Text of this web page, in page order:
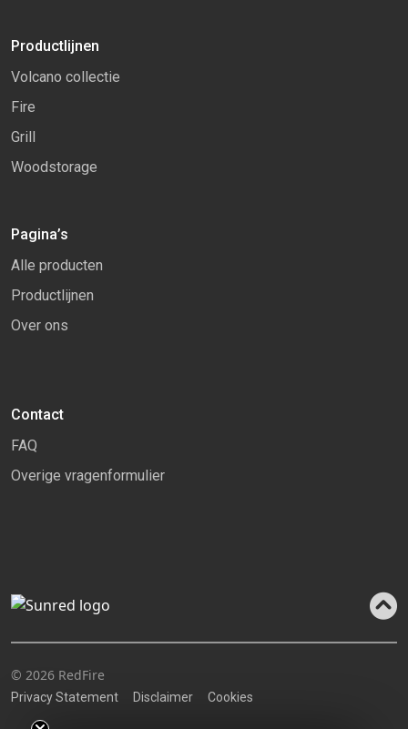
Productlijnen
Volcano collectie
Fire
Grill
Woodstorage
Pagina’s
Alle producten
Productlijnen
Over ons
Contact
FAQ
Overige vragenformulier
© 2026 RedFire
Privacy Statement Disclaimer Cookies